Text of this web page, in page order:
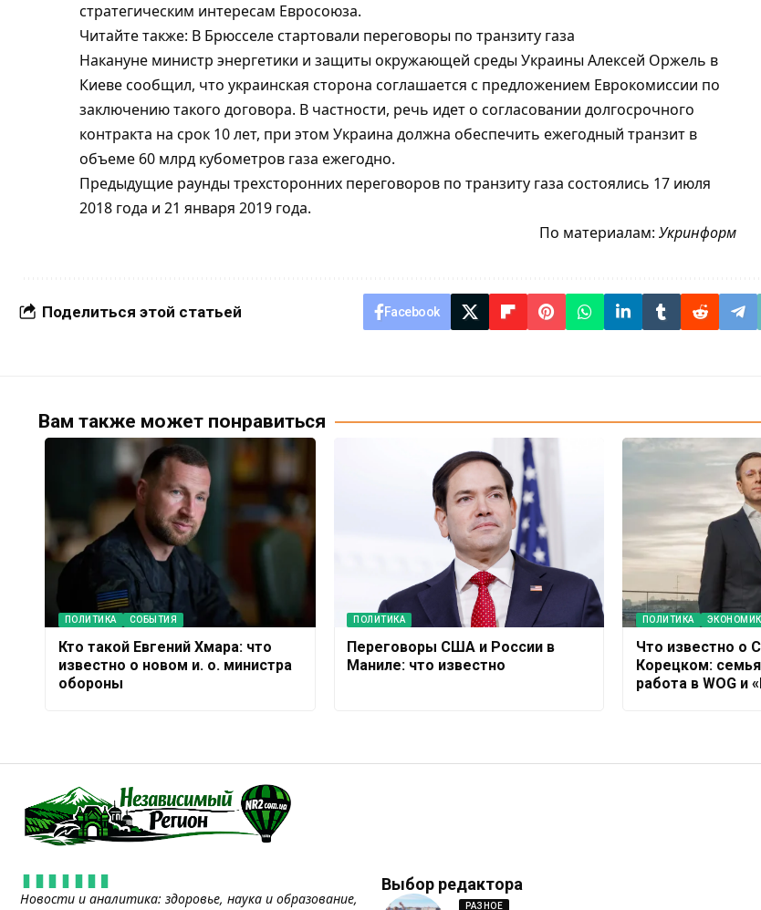
стратегическим интересам Евросоюза.
Читайте также: В Брюсселе стартовали переговоры по транзиту газа
Накануне министр энергетики и защиты окружающей среды Украины Алексей Оржель в
Киеве сообщил, что украинская сторона соглашается с предложением Еврокомиссии по
заключению такого договора. В частности, речь идет о согласовании долгосрочного
контракта на срок 10 лет, при этом Украина должна обеспечить ежегодный транзит в
объеме 60 млрд кубометров газа ежегодно.
Предыдущие раунды трехсторонних переговоров по транзиту газа состоялись 17 июля
2018 года и 21 января 2019 года.
По материалам: Укринформ
Поделиться этой статьей Facebook
Вам также может понравиться
ПОЛИТИКА СОБЫТИЯ
Кто такой Евгений Хмара: что
известно о новом и. о. министра
обороны
ПОЛИТИКА
Переговоры США и России в
Маниле: что известно
ПОЛИТИКА
Что известно о
Корецком:
работа в WOG и
Новости и аналитика: здоровье, наука и образование,
Выбор редактора
РАЗНОЕ